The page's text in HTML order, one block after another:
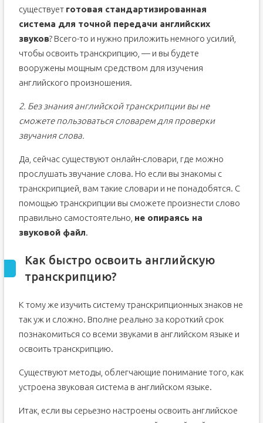
существует готовая стандартизированная
система для точной передачи английских
звуков? Всего-то и нужно приложить немного усилий,
чтобы освоить транскрипцию, — и вы будете
вооружены мощным средством для изучения
английского произношения.
2. Без знания английской транскрипции вы не
сможете пользоваться словарем для проверки
звучания слова.
Да, сейчас существуют онлайн-словари, где можно
прослушать звучание слова. Но если вы знакомы с
транскрипцией, вам такие словари и не понадобятся. С
помощью транскрипции вы сможете произнести слово
правильно самостоятельно, не опираясь на
звуковой файл.
Как быстро освоить английскую
транскрипцию?
К тому же изучить систему транскрипционных знаков не
так уж и сложно. Вполне реально за короткий срок
познакомиться со всеми звуками в английском языке и
освоить транскрипцию.
Существуют методы, облегчающие понимание того, как
устроена звуковая система в английском языке.
Итак, если вы серьезно настроены освоить английское